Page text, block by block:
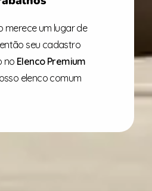
merece um lugar de
seu cadastro
no Elenco Premium
elenco comum